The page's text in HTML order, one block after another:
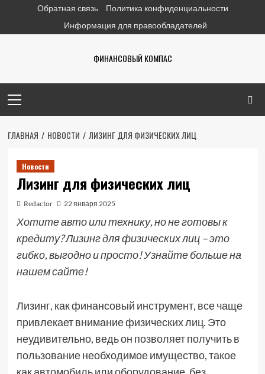
содержимому
Обратная связь
Политика конфиденциальности
Информация для правообладателей
ФИНАНСОВЫЙ КОМПАС
меню
ГЛАВНАЯ НОВОСТИ ЛИЗИНГ ДЛЯ ФИЗИЧЕСКИХ ЛИЦ
Новости
Лизинг для физических лиц
Redactor 22 января 2025
Хотите авто или технику, но не готовы к
кредиту? Лизинг для физических лиц – это
гибко, выгодно и просто! Узнайте больше на
нашем сайте!
Лизинг, как финансовый инструмент, все чаще
привлекает внимание физических лиц. Это
неудивительно, ведь он позволяет получить в
пользование необходимое имущество, такое